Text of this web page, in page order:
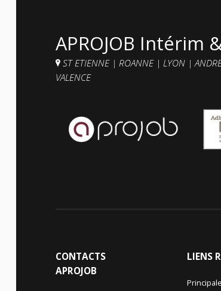
APROJOB Intérim
ST ETIENNE| ROANNE | LYON |
VALENCE
CONTACTS
APROJOB
LIENS